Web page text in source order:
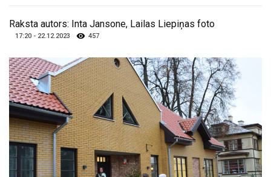
Raksta autors: Inta Jansone, Lailas Liepiņas foto
17:20 - 22.12.2023 457